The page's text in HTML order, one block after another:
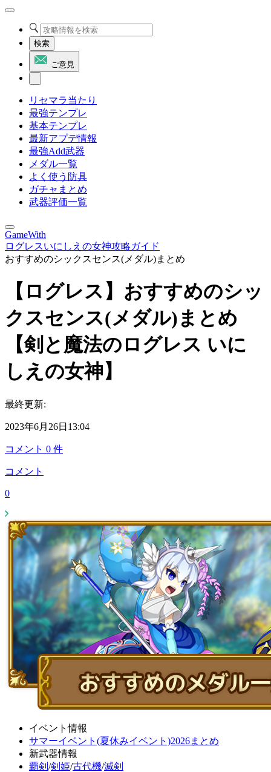
検索
ご意見
リセマラ当たり
最強テンプレ
基本テンプレ
最新アプデ情報
最強Add武器
メダル一覧
よく使う防具
ガチャまとめ
武器評価一覧
GameWith
ログレスいにしえの女神攻略ガイド
おすすめのシックスセンス(メダル)まとめ
【ログレス】おすすめのシッ
クスセンス(メダル)まとめ
【剣と魔法のログレス いに
しえの女神】
最終更新:
2023年6月26日13:04
コメント 0 件
コメント
0
イベント情報
サマーイベント(夏休みイベント)2026まとめ
新武器情報
覇剣 /剣姫/古代機/滅剣